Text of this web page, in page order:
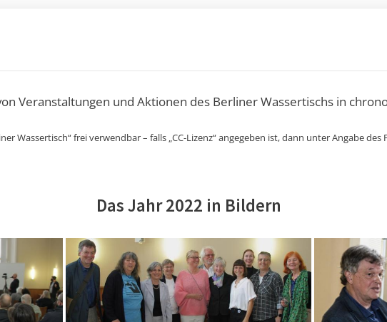
Veranstaltungen und Aktionen des Berliner Wassertischs in
Wassertisch“ frei verwendbar – falls „CC-Lizenz“ angegeben ist, dann unter Angabe des
Das Jahr 2022 in Bildern